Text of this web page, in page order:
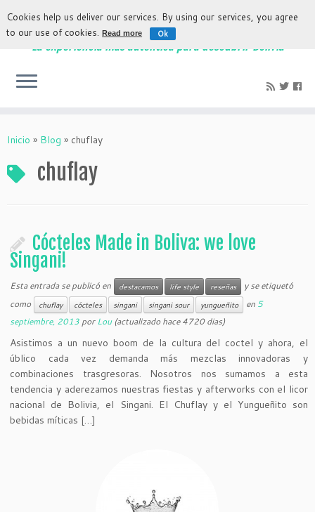
La experiencia más auténtica para descubrir Bolivia
Inicio » Blog » chuflay
chuflay
Cócteles Made in Boliva: we love
Singani!
Esta entrada se publicó en destacamos life style reseñas
y se etiquetó
como
chuflay cócteles singani singani sour yungueñito en 5
septiembre, 2013 porLou(actualizado hace 4720 dias)
Asistimos a un nuevo boom de la cultura del coctel y ahora, el
úblico cada vez demanda más mezclas innovadoras y
combinaciones trasgresoras. Nosotros nos sumamos a esta
tendencia y aderezamos nuestras fiestas y afterworks con el licor
nacional de Bolivia, el Singani. El Chuflay y el Yungueñito son
bebidas míticas […]
Cookies help us deliver our services. By using our services, you agree
to our use of cookies.Read more Ok